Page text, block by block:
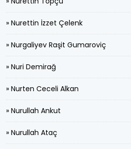
» Nurettin İzzet Çelenk
» Nurgaliyev Raşit Gumaroviç
» Nuri Demirağ
» Nurten Ceceli Alkan
» Nurullah Ankut
» Nurullah Ataç